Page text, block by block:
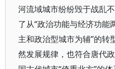
河流域城市纷纷毁于战乱
了从“政治功能与经济功能
主和政治型城市为辅”的转
然发展规律，也符合唐代